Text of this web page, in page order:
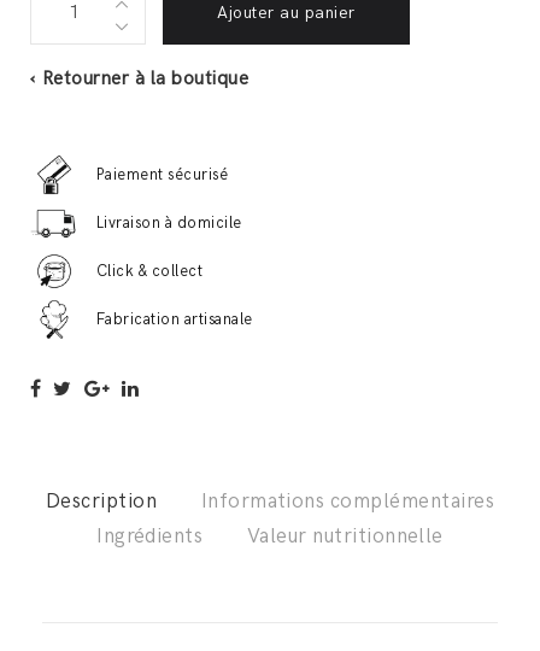
180g
quantité
Ajouter au panier
‹ Retourner à la boutique
Paiement sécurisé
Livraison à domicile
Click & collect
Fabrication artisanale
Description
Informations complémentaires
Ingrédients
Valeur nutritionnelle